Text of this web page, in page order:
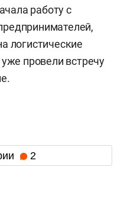
работу с
логистические
провели встречу
2